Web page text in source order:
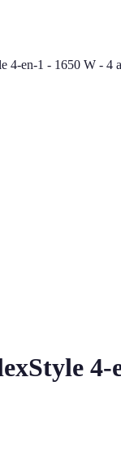
en-1 - 1650 W - 4
4-